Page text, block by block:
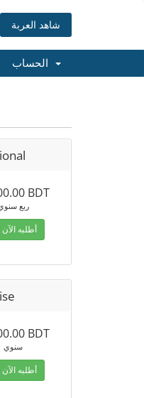
شاهد العربة
BDT
ربع
أطلبه الآن
BDT
سنوي
أطلبه الآن